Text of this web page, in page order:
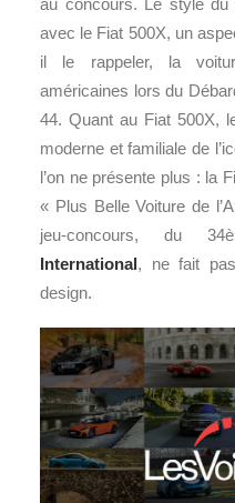
avec le Fiat 500X, un
il le rappeler, la
américaines lors du
44. Quant au Fiat 500X,
moderne et familiale de
l’on ne présente plus : la
« Plus Belle Voiture de
jeu-concours, du
International, ne fait
design.